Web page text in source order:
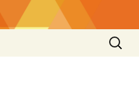
Ricerca
per: